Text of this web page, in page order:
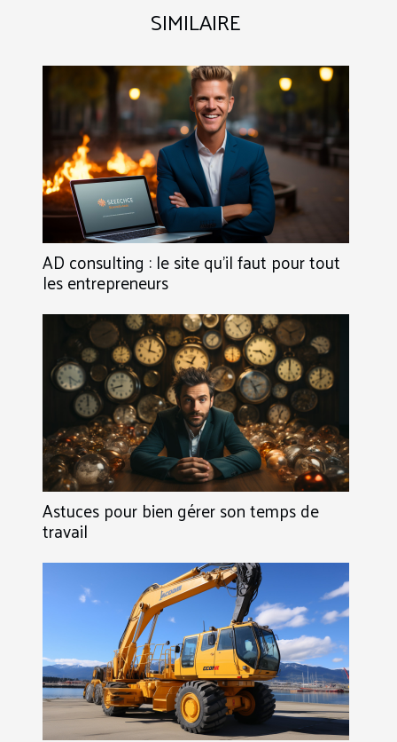
SIMILAIRE
AD consulting : le site qu’il faut pour tout
les entrepreneurs
Astuces pour bien gérer son temps de
travail